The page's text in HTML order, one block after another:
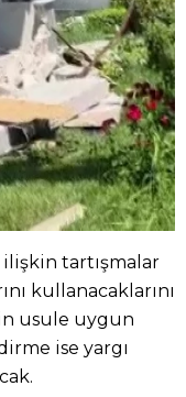
tartışmalar
kullanacaklarını
usule uygun
ise yargı